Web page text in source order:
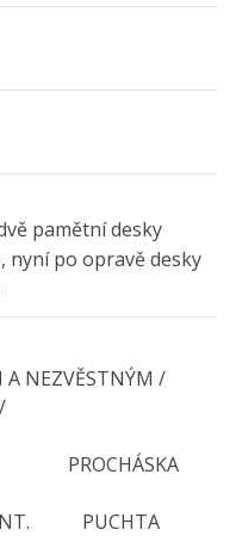
pamětní desky
nyní po opravě desky
A NEZVĚSTNÝM /
PROCHÁSKA
PUCHTA